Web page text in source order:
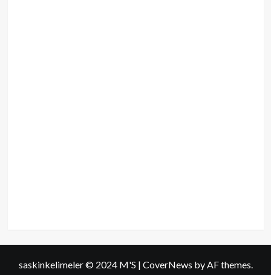
saskinkelimeler © 2024 M'S | CoverNews by AF themes.